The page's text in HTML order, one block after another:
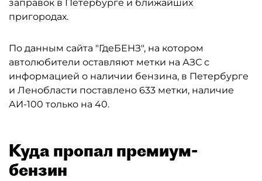
заправок в Петербурге и ближайших
пригородах.
По данным сайта "ГдеБЕНЗ", на котором
автолюбители оставляют метки на АЗС с
информацией о наличии бензина, в Петербурге
и Ленобласти поставлено 633 метки, наличие
АИ-100 только на 40.
Куда пропал премиум-
бензин